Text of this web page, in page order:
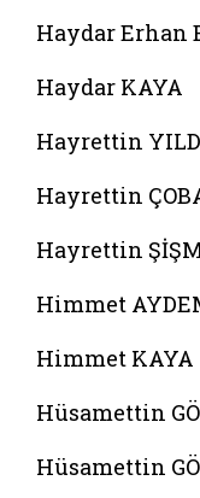
Haydar Erhan
Haydar KAYA
Hayrettin
Hayrettin
Hayrettin
Himmet
Himmet KAYA
Hüsamettin
Hüsamettin